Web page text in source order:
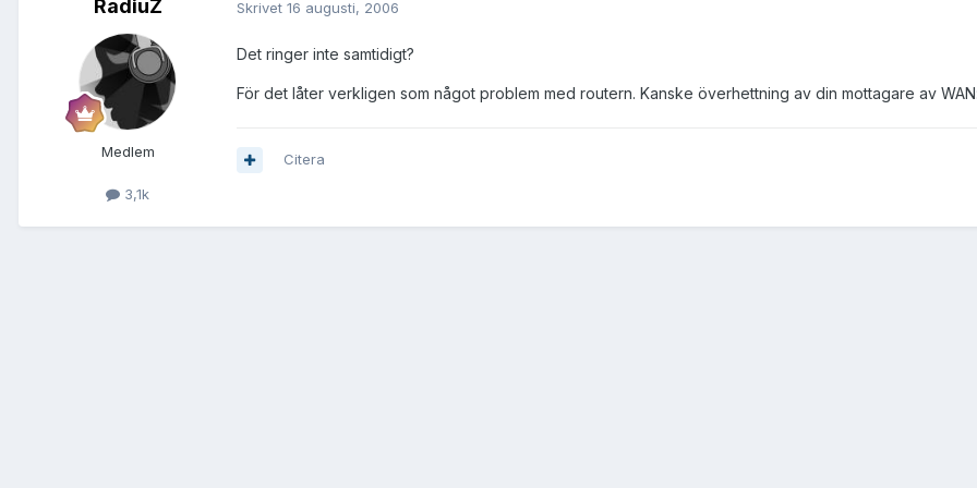
RadiuZ
Medlem
3,1k
Skrivet 16 augusti, 2006
Det ringer inte samtidigt?
För det låter verkligen som något problem med routern. Kanske överhettning av din mottagare av
Citera